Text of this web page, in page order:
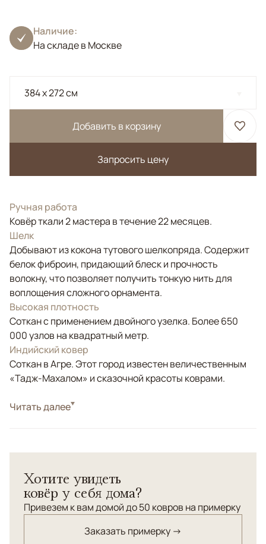
Наличие:
На складе в Москве
384 x 272 см
Добавить в корзину
Запросить цену
Ручная работа
Ковёр ткали 2 мастера в течение 22 месяцев.
Шелк
Добывают из кокона тутового шелкопряда. Содержит
белок фиброин, придающий блеск и прочность
волокну, что позволяет получить тонкую нить для
воплощения сложного орнамента.
Высокая плотность
Соткан с применением двойного узелка. Более 650
000 узлов на квадратный метр.
Индийский ковер
Соткан в Агре. Этот город известен величественным
«Тадж-Махалом» и сказочной красоты коврами.
СтильКлассические
сад". Соткан (по заказу ANSY) по старинной технологии
из шелка ручной крутки, с использованием
натуральных красителей растительного
Читать далее
Хотите увидеть
ковёр у себя дома?
Привезем к вам домой до 50 ковров на примерку
Заказать примерку →